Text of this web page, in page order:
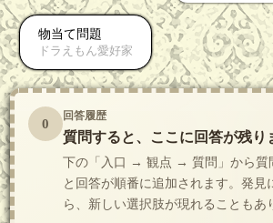
物当て問題
ドラえもん愛好家
0 回答履歴
質問すると、ここに回答が残り
下の「入口 → 観点 → 質問」から質
と回答が順番に追加されます。発見
ら、新しい選択肢が現れることもあ